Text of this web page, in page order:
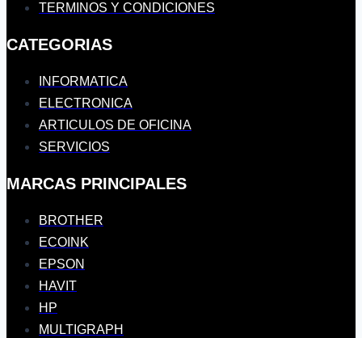
TERMINOS Y CONDICIONES
CATEGORIAS
INFORMATICA
ELECTRONICA
ARTICULOS DE OFICINA
SERVICIOS
MARCAS PRINCIPALES
BROTHER
ECOINK
EPSON
HAVIT
HP
MULTIGRAPH